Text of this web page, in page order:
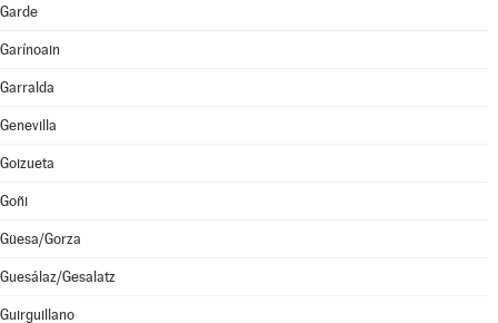
Garde
Garínoain
Garralda
Genevilla
Goizueta
Goñi
Güesa/Gorza
Guesálaz/Gesalatz
Guirguillano